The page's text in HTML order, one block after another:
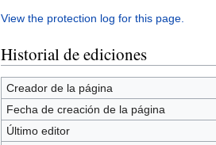
View the protection log for this page.
Historial de ediciones
Creador de la página
Fecha de creación de la página
Último editor